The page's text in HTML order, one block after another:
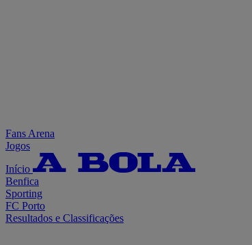
Fans Arena
Jogos
Início
Benfica
Sporting
FC Porto
Resultados e Classificações